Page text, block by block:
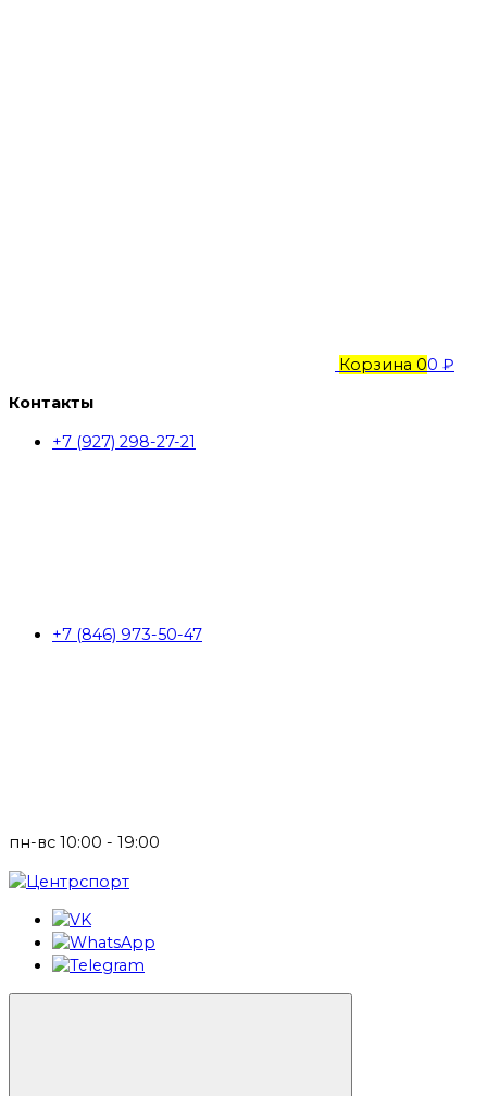
Корзина 00 ₽
Контакты
+7 (927) 298-27-21
+7 (846) 973-50-47
пн-вс 10:00 - 19:00